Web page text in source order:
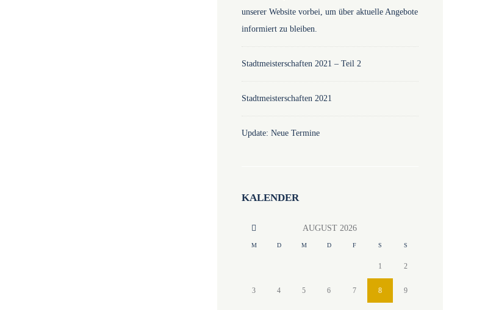
unserer Website vorbei, um über aktuelle Angebote
informiert zu bleiben.
Stadtmeisterschaften 2021 – Teil 2
Stadtmeisterschaften 2021
Update: Neue Termine
KALENDER
AUGUST 2026
M D M D F S S
1 2
3 4 5 6 7 8 9